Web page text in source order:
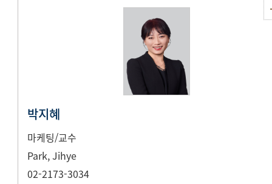
박지혜
마케팅/교수
Park, Jihye
02-2173-3034